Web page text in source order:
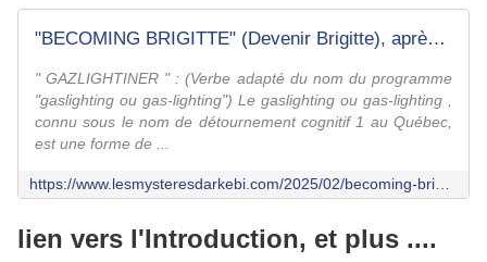
"BECOMING BRIGITTE" (Devenir Brigitte), après "Une Introduction", voici le 1er épisode de LA révélation ("apocalypsos" en grec) - "GASLIGHTINER LE PUBLIC" * - Le fil d'Arkébi
" GAZLIGHTINER " : (Verbe adapté du nom du programme
"gaslighting ou gas-lighting") Le gaslighting ou gas-lighting ,
connu sous le nom de détournement cognitif 1 au Québec,
est une forme de ...
lien vers l'Introduction, et plus ....